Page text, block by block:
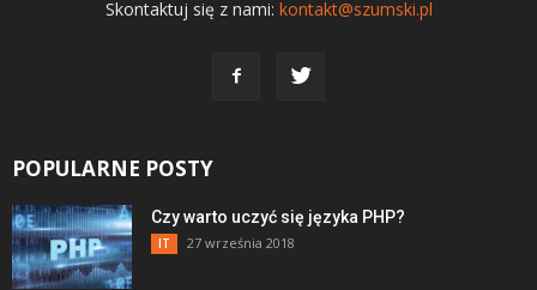
Skontaktuj się z nami: kontakt@szumski.pl
POPULARNE POSTY
Czy warto uczyć się języka PHP?
IT 27 września 2018